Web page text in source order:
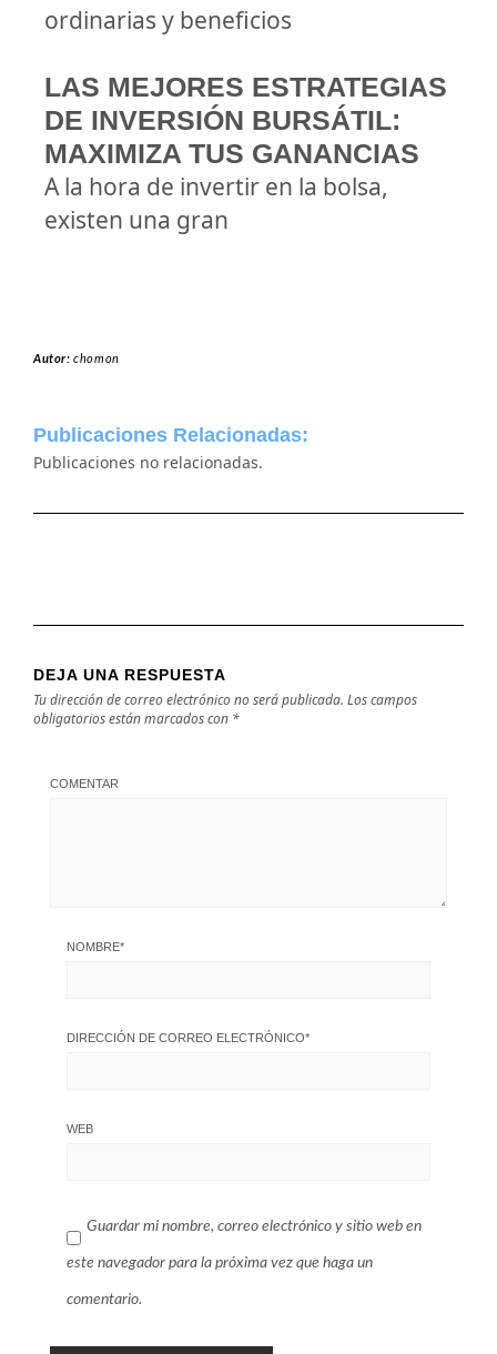
ordinarias y beneficios
LAS MEJORES ESTRATEGIAS
DE INVERSIÓN BURSÁTIL:
MAXIMIZA TUS GANANCIAS
A la hora de invertir en la bolsa,
existen una gran
Autor:chomon
Publicaciones Relacionadas:
Publicaciones no relacionadas.
DEJA UNA RESPUESTA
Tu dirección de correo electrónico no será publicada. Los campos
obligatorios están marcados con *
COMENTAR
NOMBRE*
DIRECCIÓN DE CORREO ELECTRÓNICO*
WEB
Guardar mi nombre, correo electrónico y sitio web en
este navegador para la próxima vez que haga un
comentario.